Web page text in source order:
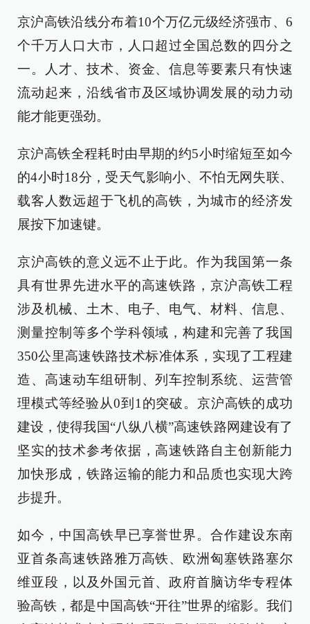
京沪高铁沿线分布着10个万亿元级经济强市、6
个千万人口大市，人口超过全国总数的四分之
一。人才、技术、资金、信息等要素只有快速
流动起来，沿线省市及区域协调发展的动力动
能才能更强劲。
京沪高铁全程耗时由早期的约5小时缩短至如今
的4小时18分，受天气影响小、不怕无网失联、
载客人数远超于飞机的高铁，为城市的经济发
展按下加速键。
京沪高铁的意义远不止于此。作为我国第一条
具有世界先进水平的高速铁路，京沪高铁工程
涉及机械、土木、电子、电气、材料、信息、
测量控制等多个学科领域，构建和完善了我国
350公里高速铁路技术标准体系，实现了工程建
造、高速动车组研制、列车控制系统、运营管
理模式等经验从0到1的突破。京沪高铁的成功
建设，使得我国‌“八纵八横”高速铁路网建设有了
坚实的技术参考依据，高速铁路自主创新能力
加快形成，铁路运输的能力和品质也实现大跨
步提升。
如今，中国高铁早已享誉世界。合作建设东南
亚首条高速铁路雅万高铁、欧洲匈塞铁路塞尔
维亚段，以及外国元首、政府首脑访华专程体
验高铁，都是中国高铁“开往”世界的缩影。我们